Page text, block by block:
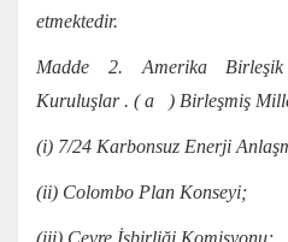
etmektedir.
Madde 2. Amerika Birleşik
Kuruluşlar . ( a ) Birleşmiş
(i) 7/24 Karbonsuz Enerji
(ii) Colombo Plan Konseyi;